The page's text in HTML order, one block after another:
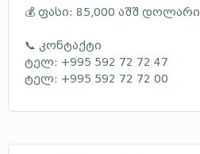
💰 ფასი: 85,000 აშშ დოლარი
📞 კონტაქტი
ტელ: +995 592 72 72 47
ტელ: +995 592 72 72 00